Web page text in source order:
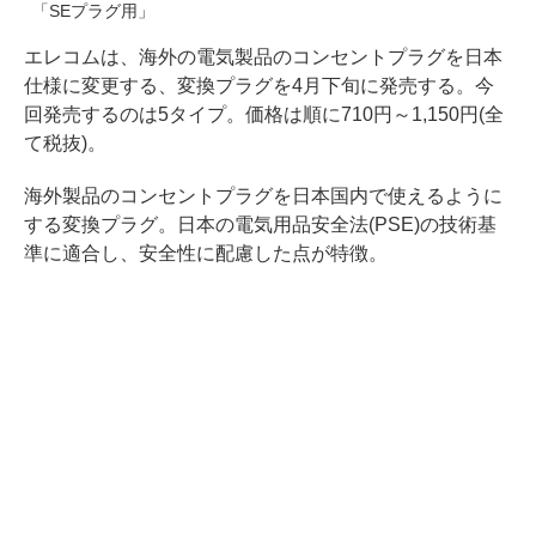
「SEプラグ用」
エレコムは、海外の電気製品のコンセントプラグを日本
仕様に変更する、変換プラグを4月下旬に発売する。今
回発売するのは5タイプ。価格は順に710円～1,150円(全
て税抜)。
海外製品のコンセントプラグを日本国内で使えるように
する変換プラグ。日本の電気用品安全法(PSE)の技術基
準に適合し、安全性に配慮した点が特徴。